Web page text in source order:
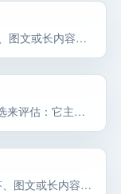
Sitebulb 主要用于通过社区、问答、图文或长内容渠道获取自然曝光和早期用户反馈。Sitebulb 主要用于通过社区、问答、图文或长内容渠道获取自然曝光和早期用户反馈。Sitebulb 主要用于通过社区、问答、图文或长内… 选择前重点看价格、上手门槛、风险和替代方案。
Ahrefs 可以先按 内容发布平台 候选来评估：它主要用于通过社区、问答、图文或长内容渠道获取自然曝光和早期用户反馈。对小团队来说，先看它能否解决当前任务、价格是否可控、权限边界是否清楚，再决定是否接入。
Semrush 主要用于通过社区、问答、图文或长内容渠道获取自然曝光和早期用户反馈。Semrush 主要用于通过社区、问答、图文或长内容渠道获取自然曝光和早期用户反馈。Semrush 主要用于通过社区、问答、图文或长内容渠… 选择前重点看价格、上手门槛、风险和替代方案。